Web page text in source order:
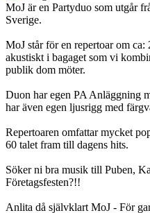
MoJ är en Partyduo som utgår
Sverige.
MoJ står för en repertoar om
akustiskt i bagaget som vi
publik dom möter.
Duon har egen PA Anläggning
har även egen ljusrigg med
Repertoaren omfattar mycket
60 talet fram till dagens hits.
Söker ni bra musik till Puben,
Företagsfesten?!!
Anlita då självklart MoJ - För